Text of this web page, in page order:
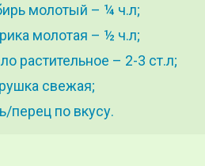
молотый – ¼ ч.л;
молотая – ½ ч.л;
растительное – 2-3 ст.л;
свежая;
перец по вкусу.